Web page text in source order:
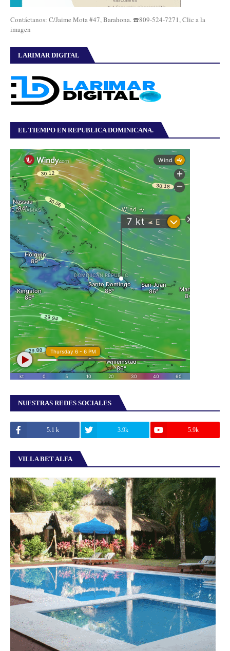
Contáctanos: C/Jaime Mota #47, Barahona. ☎️809-524-7271, Clic a la
imagen
LARIMAR DIGITAL
EL TIEMPO EN REPUBLICA DOMINICANA.
NUESTRAS REDES SOCIALES
5.1 k 3.9k 5.9k
VILLA BET ALFA